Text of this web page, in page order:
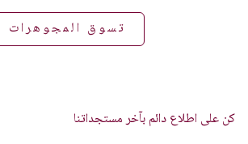
تسوق المجوهرات
كن على اطلاع دائم بآخر مستجداتنا